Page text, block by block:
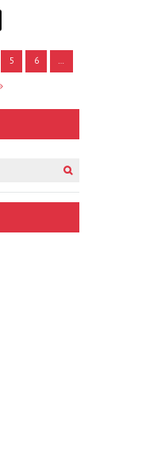
5 6 …